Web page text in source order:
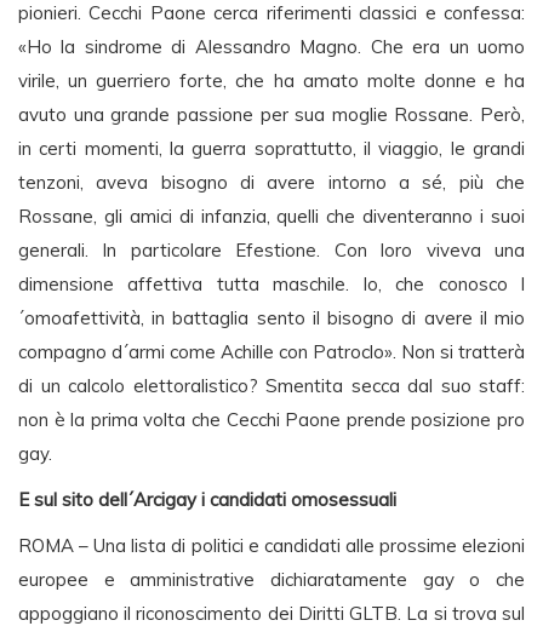
pionieri. Cecchi Paone cerca riferimenti classici e confessa:
«Ho la sindrome di Alessandro Magno. Che era un uomo
virile, un guerriero forte, che ha amato molte donne e ha
avuto una grande passione per sua moglie Rossane. Però,
in certi momenti, la guerra soprattutto, il viaggio, le grandi
tenzoni, aveva bisogno di avere intorno a sé, più che
Rossane, gli amici di infanzia, quelli che diventeranno i suoi
generali. In particolare Efestione. Con loro viveva una
dimensione affettiva tutta maschile. Io, che conosco l
´omoafettività, in battaglia sento il bisogno di avere il mio
compagno d´armi come Achille con Patroclo». Non si tratterà
di un calcolo elettoralistico? Smentita secca dal suo staff:
non è la prima volta che Cecchi Paone prende posizione pro
gay.
E sul sito dell´Arcigay i candidati omosessuali
ROMA – Una lista di politici e candidati alle prossime elezioni
europee e amministrative dichiaratamente gay o che
appoggiano il riconoscimento dei Diritti GLTB. La si trova sul